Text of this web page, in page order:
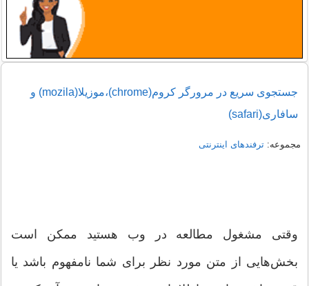
جستجوی سریع‌ در مرورگر کروم(chrome)،موزیلا(mozila) و
سافاری(safari)
مجموعه:ترفندهای اینترنتی
وقتی مشغول مطالعه در وب هستید ممکن است
بخش‌هایی از متن مورد نظر برای شما نامفهوم باشد یا